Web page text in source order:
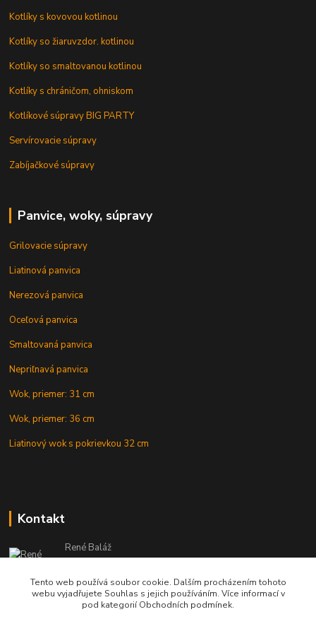
Kotlíky s kovovou kotlinou
Kotlíky so žiaruvzdor. kotlinou
Kotlíky so smaltovanou kotlinou
Kotlíky s chráničom, ohniskom
Kotlíkové súpravy BIG PARTY
Servírovacie súpravy
Zabíjačkové súpravy
Panvice, woky, súpravy
Grilovacie súpravy
Liatinová panvica
Nerezová panvica
Oceľová panvica
Smaltovaná panvica
Nepriľnavá panvica
Wok, priemer: 31 cm
Wok, priemer: 36 cm
Liatinový wok s pokrievkou 32 cm
Kontakt
René Baláž
Eshop: +421 902 212 007
od 8:00 - do 16:00 hod
info@kotlikyshop.sk
Tento web používá soubor cookie. Dalším procházením tohoto
webu vyjadřujete Souhlas s jejich používáním. Více informací v
pod kategorií Obchodních podmínek.